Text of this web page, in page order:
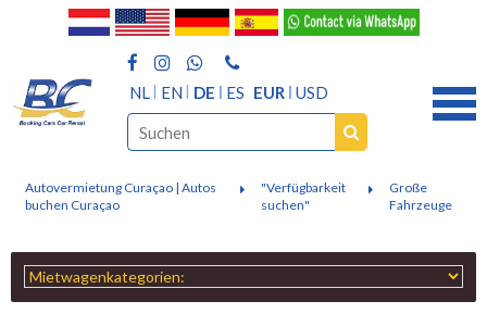
NL EN DE ES EUR USD
Autovermietung Curaçao | Autos
buchen Curaçao
"Verfügbarkeit
suchen"
Große
Fahrzeuge